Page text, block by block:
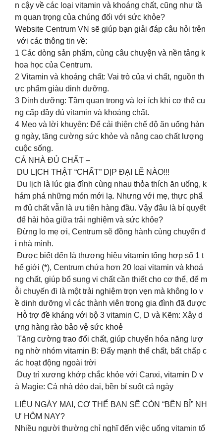
n cậy về các loại vitamin và khoáng chất, cũng như tầ
m quan trọng của chúng đối với sức khỏe?
Website Centrum VN sẽ giúp bạn giải đáp câu hỏi trên
với các thông tin về:
1️ Các dòng sản phẩm, cùng câu chuyện và nền tảng k
hoa học của Centrum.
2️ Vitamin và khoáng chất: Vai trò của vi chất, nguồn th
ực phẩm giàu dinh dưỡng.
3️ Dinh dưỡng: Tầm quan trọng và lợi ích khi cơ thể cu
ng cấp đầy đủ vitamin và khoáng chất.
4️ Mẹo và lời khuyên: Để cải thiện chế độ ăn uống hàn
g ngày, tăng cường sức khỏe và nâng cao chất lượng
cuộc sống.
CẢ NHÀ ĐỦ CHẤT –
DU LỊCH THẬT “CHẤT” DỊP ĐẠI LỄ NÀO!!!​
Du lịch là lúc gia đình cùng nhau thỏa thích ăn uống, k
hám phá những món mới lạ. Nhưng với mẹ, thực phẩ
m đủ chất vẫn là ưu tiên hàng đầu. Vậy đâu là bí quyết
để hài hòa giữa trải nghiệm và sức khỏe?​
Đừng lo mẹ ơi, Centrum sẽ đồng hành cùng chuyến đ
i nhà mình.​
Được biết đến là thương hiệu vitamin tổng hợp số 1 t
hế giới (*), Centrum chứa hơn 20 loại vitamin và khoá
ng chất, giúp bổ sung vi chất cần thiết cho cơ thể, để m
ỗi chuyến đi là một trải nghiệm trọn vẹn mà không lo v
ề dinh dưỡng vì các thành viên trong gia đình đã được
️ Hỗ trợ đề kháng với bộ 3 vitamin C, D và Kẽm: Xây d
ựng hàng rào bảo vệ sức khoẻ​
️ Tăng cường trao đổi chất, giúp chuyển hóa năng lượ
ng nhờ nhóm vitamin B: Đẩy mạnh thể chất, bất chấp c
ác hoạt động ngoài trời​
️ Duy trì xương khớp chắc khỏe với Canxi, vitamin D v
à Magie: Cả nhà dẻo dai, bền bỉ suốt cả ngày​
️LIỆU NGÀY MAI, CƠ THỂ BẠN SẼ CÒN “BỀN BỈ” NH
Ư HÔM NAY?
Nhiều người thường chỉ nghĩ đến việc uống vitamin tổ